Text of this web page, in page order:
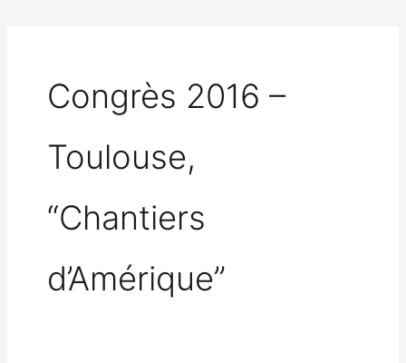
Congrès 2016 –
Toulouse,
“Chantiers
d’Amérique”